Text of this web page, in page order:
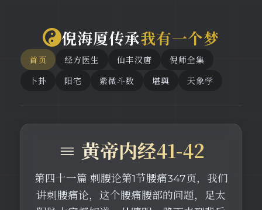
倪海厦传承我有一个梦
首页 经方医生 仙丰汉唐
倪师全集
卜卦
阳宅 紫微斗数 堪舆 天象学
≡ 黄帝内经41-42
第四十一篇 刺腰论第1节腰痛347页，我们
讲刺腰痛论，这个腰痛腰部的问题，足太